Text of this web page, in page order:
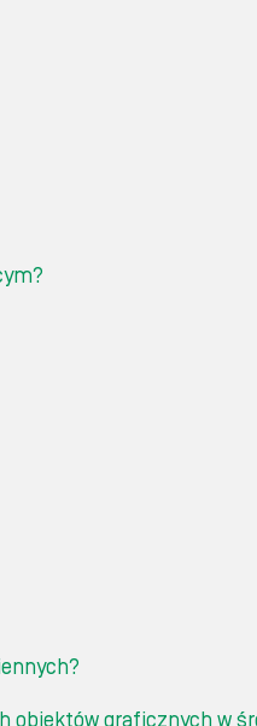
obiektów graficznych w